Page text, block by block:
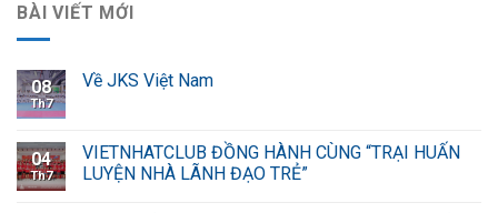
BÀI VIẾT MỚI
08
Th7
Về JKS Việt Nam
04
Th7
VIETNHATCLUB ĐỒNG HÀNH CÙNG “TRẠI HUẤN
LUYỆN NHÀ LÃNH ĐẠO TRẺ”